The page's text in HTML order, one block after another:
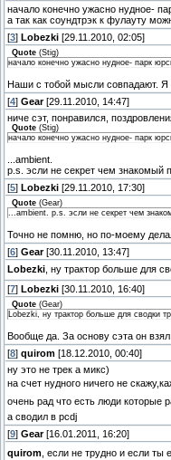
начало конечно ужасно нудное-
а так как соундтрэк к фулауту
[3] Lobezki [29.11.2010, 02:05]
Quote (Stig)
начало конечно ужасно нудное- парк
Наши с тобой мысли совпадают. Я
[4] Gear[29.11.2010, 14:47]
ниче сэт, понравился,
Quote (Stig)
начало конечно ужасно нудное- парк
...ambient.
p.s. эсли не секрет чем знакомый
[5] Lobezki [29.11.2010, 17:30]
Quote (Gear)
...ambient. p.s. эсли не секрет чем
Точно не помню, но по-моему
[6] Gear[30.11.2010, 13:47]
Lobezki , ну трактор больше для
[7] Lobezki [30.11.2010, 16:40]
Quote (Gear)
Lobezki, ну трактор больше для сводки
Вообще да. За основу сэта он
[8] quirom [18.12.2010, 00:40]
ну это не трек а микс)
на счет нудного ничего не
очень рад что есть люди которые
а сводил в pcdj
[9] Gear[16.01.2011, 16:20]
quirom , если не трудно и если